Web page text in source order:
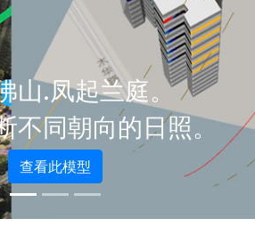
山.凤起兰庭。
不同朝向的日照。
查看此模型